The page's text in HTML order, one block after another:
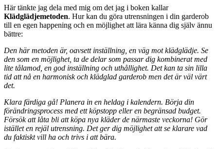
Här tänkte jag dela med mig om det jag i boken kallar
Klädglädjemetoden. Hur kan du göra utrensningen i din garderob
till en egen happening och en möjlighet att lära känna dig själv ännu
bättre:
Den här metoden är, oavsett inställning, en väg mot klädglädje. Se
den som en möjlighet, ta de delar som passar dig kombinerat med
lite tålamod, en god inställning och uthållighet. Det kan ta sin lilla
tid att nå en harmonisk och klädglad garderob men det är väl värt
det.
Klara färdiga gå! Planera in en heldag i kalendern. Börja din
förändringsprocess med ett köpstopp eller en begränsad budget.
Försök att låta bli att köpa nya kläder de närmaste veckorna! Gör
istället en rejäl utrensning. Det ger dig möjlighet att se klarare vad
du faktiskt vill ha och trivs i att bära.